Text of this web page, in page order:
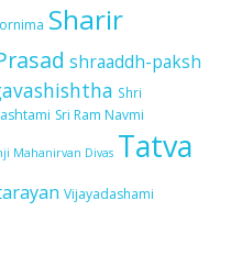
Sharir
shraaddh-paksh
Shri
Sri Ram Navmi
Mahanirvan Divas Tatva
Vijayadashami